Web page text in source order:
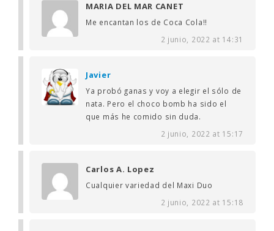
MARIA DEL MAR CANET
Me encantan los de Coca Cola!!
2 junio, 2022 at 14:31
Javier
Ya probó ganas y voy a elegir el sólo de
nata. Pero el choco bomb ha sido el
que más he comido sin duda.
2 junio, 2022 at 15:17
Carlos A. Lopez
Cualquier variedad del Maxi Duo
2 junio, 2022 at 15:18